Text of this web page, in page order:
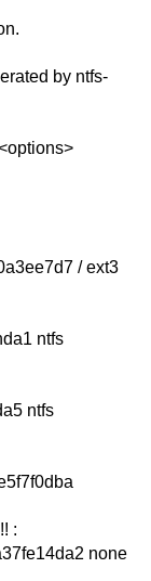
by ntfs-
/ ext3
ntfs
ntfs
:
none